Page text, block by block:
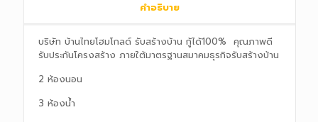
คำอธิบาย
บริษัท บ้านไทยโฮมโกลด์ รับสร้างบ้าน กู้ได้100% คุณภาพดี
รับประกันโครงสร้าง ภายใต้มาตรฐานสมาคมธุรกิจรับสร้างบ้าน
2 ห้องนอน
3 ห้องน้ำ